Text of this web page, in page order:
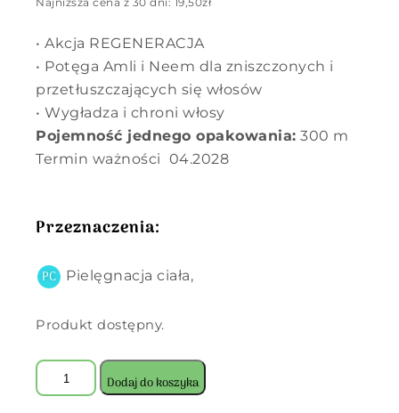
• Akcja REGENERACJA
• Potęga Amli i Neem dla zniszczonych i
przetłuszczających się włosów
• Wygładza i chroni włosy
Pojemność jednego opakowania: 300 m
Termin ważności 04.2028
Przeznaczenia:
Pielęgnacja ciała,
Produkt dostępny.
Dodaj do koszyka